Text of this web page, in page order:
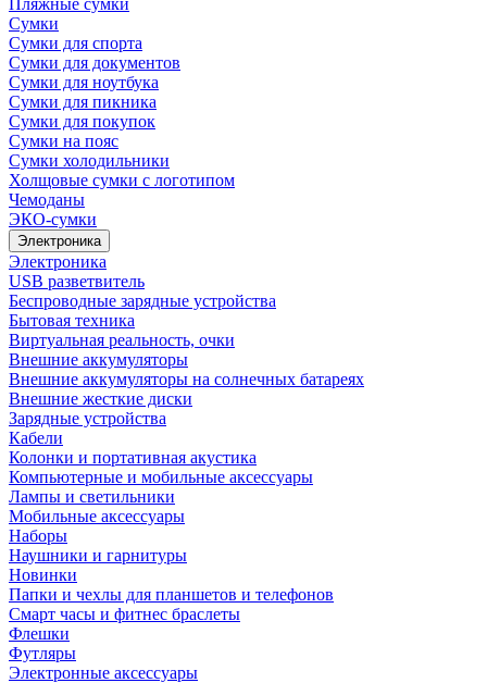
Сумки
Сумки для спорта
Сумки для документов
Сумки для ноутбука
Сумки для пикника
Сумки для покупок
Сумки на пояс
Сумки холодильники
Холщовые сумки с логотипом
Чемоданы
ЭКО-сумки
Электроника
Электроника
USB разветвитель
Беспроводные зарядные устройства
Бытовая техника
Виртуальная реальность, очки
Внешние аккумуляторы
Внешние аккумуляторы на солнечных батареях
Внешние жесткие диски
Зарядные устройства
Кабели
Колонки и портативная акустика
Компьютерные и мобильные аксессуары
Лампы и светильники
Мобильные аксессуары
Наборы
Наушники и гарнитуры
Новинки
Папки и чехлы для планшетов и телефонов
Смарт часы и фитнес браслеты
Флешки
Футляры
Электронные аксессуары